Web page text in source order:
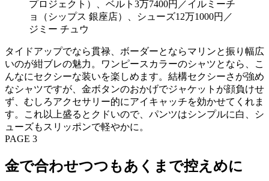
タイドアップでなら貫禄、ボーダーとならマリンと振り幅広
いのが紺ブレの魅力。ワンピースカラーのシャツとなら、こ
んなにセクシーな装いを楽しめます。結構セクシーさが強め
なシャツですが、金ボタンのおかげでジャケットが顔負けせ
ず、むしろアクセサリー的にアイキャッチを効かせてくれま
す。これ以上盛るとクドいので、パンツはシンプルに白、シ
ューズもスリッポンで軽やかに。
PAGE 3
金で合わせつつもあくまで控えめに